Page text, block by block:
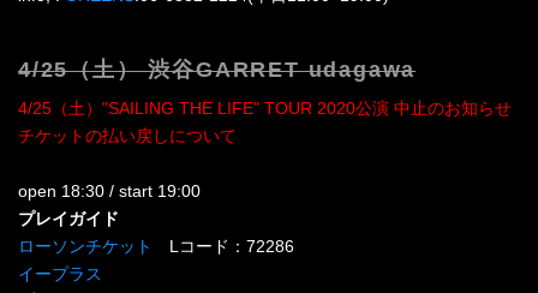
4/25（土） 渋谷GARRET udagawa
4/25（土）"SAILING THE LIFE" TOUR 2020公演 中止のお知らせ
チケットの払い戻しについて
open 18:30 / start 19:00
プレイガイド
ローソンチケット
Lコード：72286
イープラス